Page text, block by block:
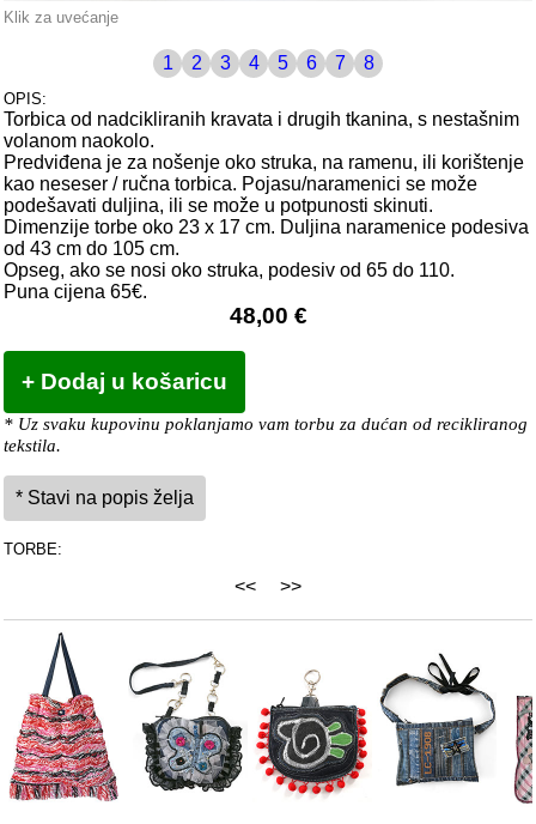
Klik za uvećanje
1 2 3 4 5 6 7 8
OPIS:
Torbica od nadcikliranih kravata i drugih tkanina, s nestašnim
volanom naokolo.
Predviđena je za nošenje oko struka, na ramenu, ili korištenje
kao neseser / ručna torbica. Pojasu/naramenici se može
podešavati duljina, ili se može u potpunosti skinuti.
Dimenzije torbe oko 23 x 17 cm. Duljina naramenice podesiva
od 43 cm do 105 cm.
Opseg, ako se nosi oko struka, podesiv od 65 do 110.
Puna cijena 65€.
48,00 €
* Uz svaku kupovinu poklanjamo vam torbu za dućan od recikliranog
tekstila.
TORBE:
<< >>